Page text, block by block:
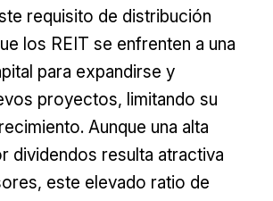
requisito de distribución
los REIT se enfrenten a una
para expandirse y
proyectos, limitando su
Aunque una alta
dividendos resulta atractiva
este elevado ratio de